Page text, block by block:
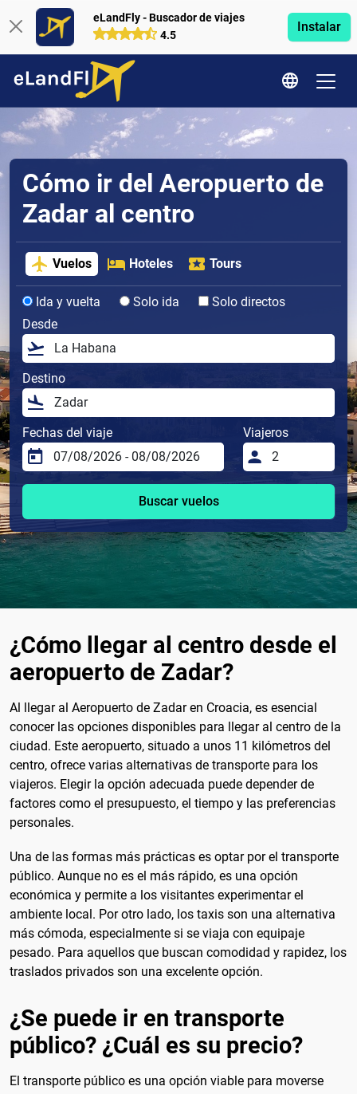
eLandFly - Buscador de viajes
4.5
Instalar
Cómo ir del Aeropuerto de
Zadar al centro
Vuelos Hoteles Tours
Ida y vuelta Solo ida
Solo directos
Desde
Destino
Fechas del viaje Viajeros
Buscar vuelos
¿Cómo llegar al centro desde el
aeropuerto de Zadar?
Al llegar al Aeropuerto de Zadar en Croacia, es esencial
conocer las opciones disponibles para llegar al centro de la
ciudad. Este aeropuerto, situado a unos 11 kilómetros del
centro, ofrece varias alternativas de transporte para los
viajeros. Elegir la opción adecuada puede depender de
factores como el presupuesto, el tiempo y las preferencias
personales.
Una de las formas más prácticas es optar por el transporte
público. Aunque no es el más rápido, es una opción
económica y permite a los visitantes experimentar el
ambiente local. Por otro lado, los taxis son una alternativa
más cómoda, especialmente si se viaja con equipaje
pesado. Para aquellos que buscan comodidad y rapidez, los
traslados privados son una excelente opción.
¿Se puede ir en transporte
público? ¿Cuál es su precio?
El transporte público es una opción viable para moverse